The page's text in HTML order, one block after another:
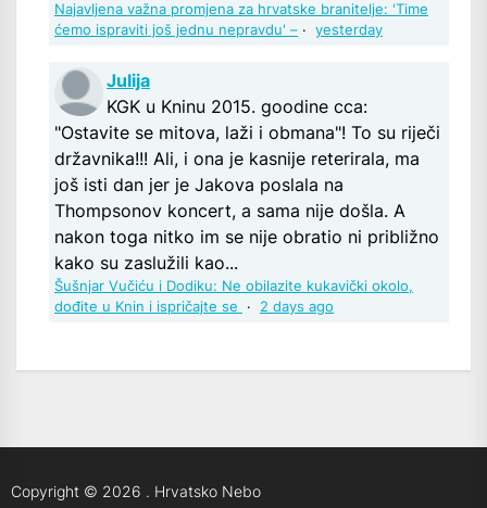
Najavljena važna promjena za hrvatske branitelje: 'Time
ćemo ispraviti još jednu nepravdu' – · yesterday
Julija
KGK u Kninu 2015. goodine cca:
"Ostavite se mitova, laži i obmana"! To su riječi
državnika!!! Ali, i ona je kasnije reterirala, ma
još isti dan jer je Jakova poslala na
Thompsonov koncert, a sama nije došla. A
nakon toga nitko im se nije obratio ni približno
kako su zaslužili kao...
Šušnjar Vučiću i Dodiku: Ne obilazite kukavički okolo,
dođite u Knin i ispričajte se
· 2 days ago
Copyright © 2026 . Hrvatsko Nebo